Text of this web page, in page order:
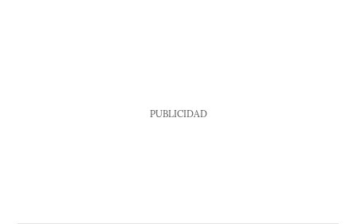
PUBLICIDAD